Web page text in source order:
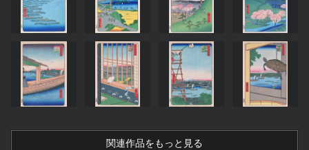
関連作品をもっと見る